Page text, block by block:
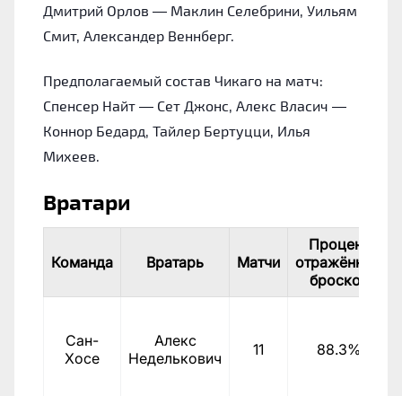
Дмитрий Орлов — Маклин Селебрини, Уильям
Смит, Александер Веннберг.
Предполагаемый состав Чикаго на матч:
Спенсер Найт — Сет Джонс, Алекс Власич —
Коннор Бедард, Тайлер Бертуцци, Илья
Михеев.
Вратари
Команда Вратарь Матчи
Процент
отражённых
бросков
Сан-
Хосе
Алекс
Неделькович
11 88.3%